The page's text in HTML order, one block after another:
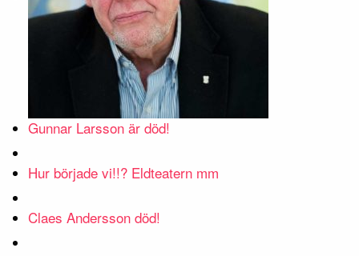
Gunnar Larsson är död!
Hur började vi!!? Eldteatern mm
Claes Andersson död!